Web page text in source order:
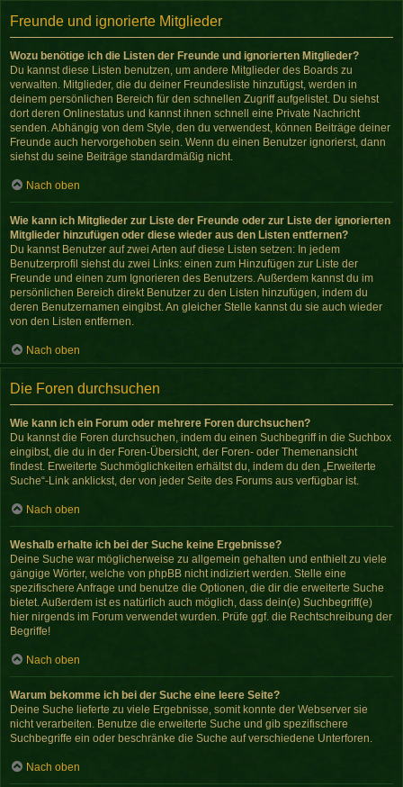
Freunde und ignorierte Mitglieder
Wozu benötige ich die Listen der Freunde und ignorierten Mitglieder?
Du kannst diese Listen benutzen, um andere Mitglieder des Boards zu
verwalten. Mitglieder, die du deiner Freundesliste hinzufügst, werden in
deinem persönlichen Bereich für den schnellen Zugriff aufgelistet. Du siehst
dort deren Onlinestatus und kannst ihnen schnell eine Private Nachricht
senden. Abhängig von dem Style, den du verwendest, können Beiträge deiner
Freunde auch hervorgehoben sein. Wenn du einen Benutzer ignorierst, dann
siehst du seine Beiträge standardmäßig nicht.
Nach oben
Wie kann ich Mitglieder zur Liste der Freunde oder zur Liste der ignorierten
Mitglieder hinzufügen oder diese wieder aus den Listen entfernen?
Du kannst Benutzer auf zwei Arten auf diese Listen setzen: In jedem
Benutzerprofil siehst du zwei Links: einen zum Hinzufügen zur Liste der
Freunde und einen zum Ignorieren des Benutzers. Außerdem kannst du im
persönlichen Bereich direkt Benutzer zu den Listen hinzufügen, indem du
deren Benutzernamen eingibst. An gleicher Stelle kannst du sie auch wieder
von den Listen entfernen.
Nach oben
Die Foren durchsuchen
Wie kann ich ein Forum oder mehrere Foren durchsuchen?
Du kannst die Foren durchsuchen, indem du einen Suchbegriff in die Suchbox
eingibst, die du in der Foren-Übersicht, der Foren- oder Themenansicht
findest. Erweiterte Suchmöglichkeiten erhältst du, indem du den „Erweiterte
Suche“-Link anklickst, der von jeder Seite des Forums aus verfügbar ist.
Nach oben
Weshalb erhalte ich bei der Suche keine Ergebnisse?
Deine Suche war möglicherweise zu allgemein gehalten und enthielt zu viele
gängige Wörter, welche von phpBB nicht indiziert werden. Stelle eine
spezifischere Anfrage und benutze die Optionen, die dir die erweiterte Suche
bietet. Außerdem ist es natürlich auch möglich, dass dein(e) Suchbegriff(e)
hier nirgends im Forum verwendet wurden. Prüfe ggf. die Rechtschreibung der
Begriffe!
Nach oben
Warum bekomme ich bei der Suche eine leere Seite?
Deine Suche lieferte zu viele Ergebnisse, somit konnte der Webserver sie
nicht verarbeiten. Benutze die erweiterte Suche und gib spezifischere
Suchbegriffe ein oder beschränke die Suche auf verschiedene Unterforen.
Nach oben